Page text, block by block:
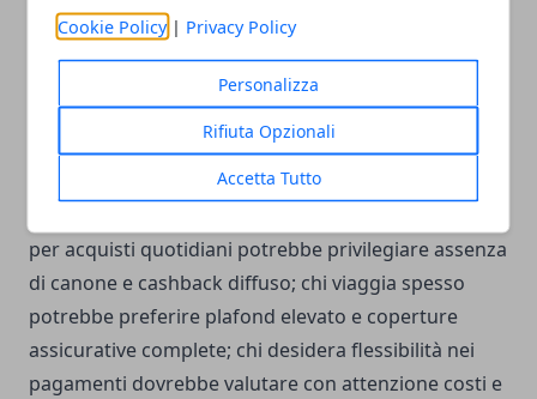
Cookie Policy | Privacy Policy
Personalizza
Rifiuta Opzionali
Accetta Tutto
internazionale.
Alcune carte permettono di impostare limiti specifici
per categorie di spesa o aree geografiche, funzione
utile per prevenire utilizzi non autorizzati.
Profilo personale e scelta consapevole
La carta di credito più adatta varia in base al profilo
per acquisti quotidiani potrebbe privilegiare assenza
di canone e cashback diffuso; chi viaggia spesso
potrebbe preferire plafond elevato e coperture
assicurative complete; chi desidera flessibilità nei
pagamenti dovrebbe valutare con attenzione costi e